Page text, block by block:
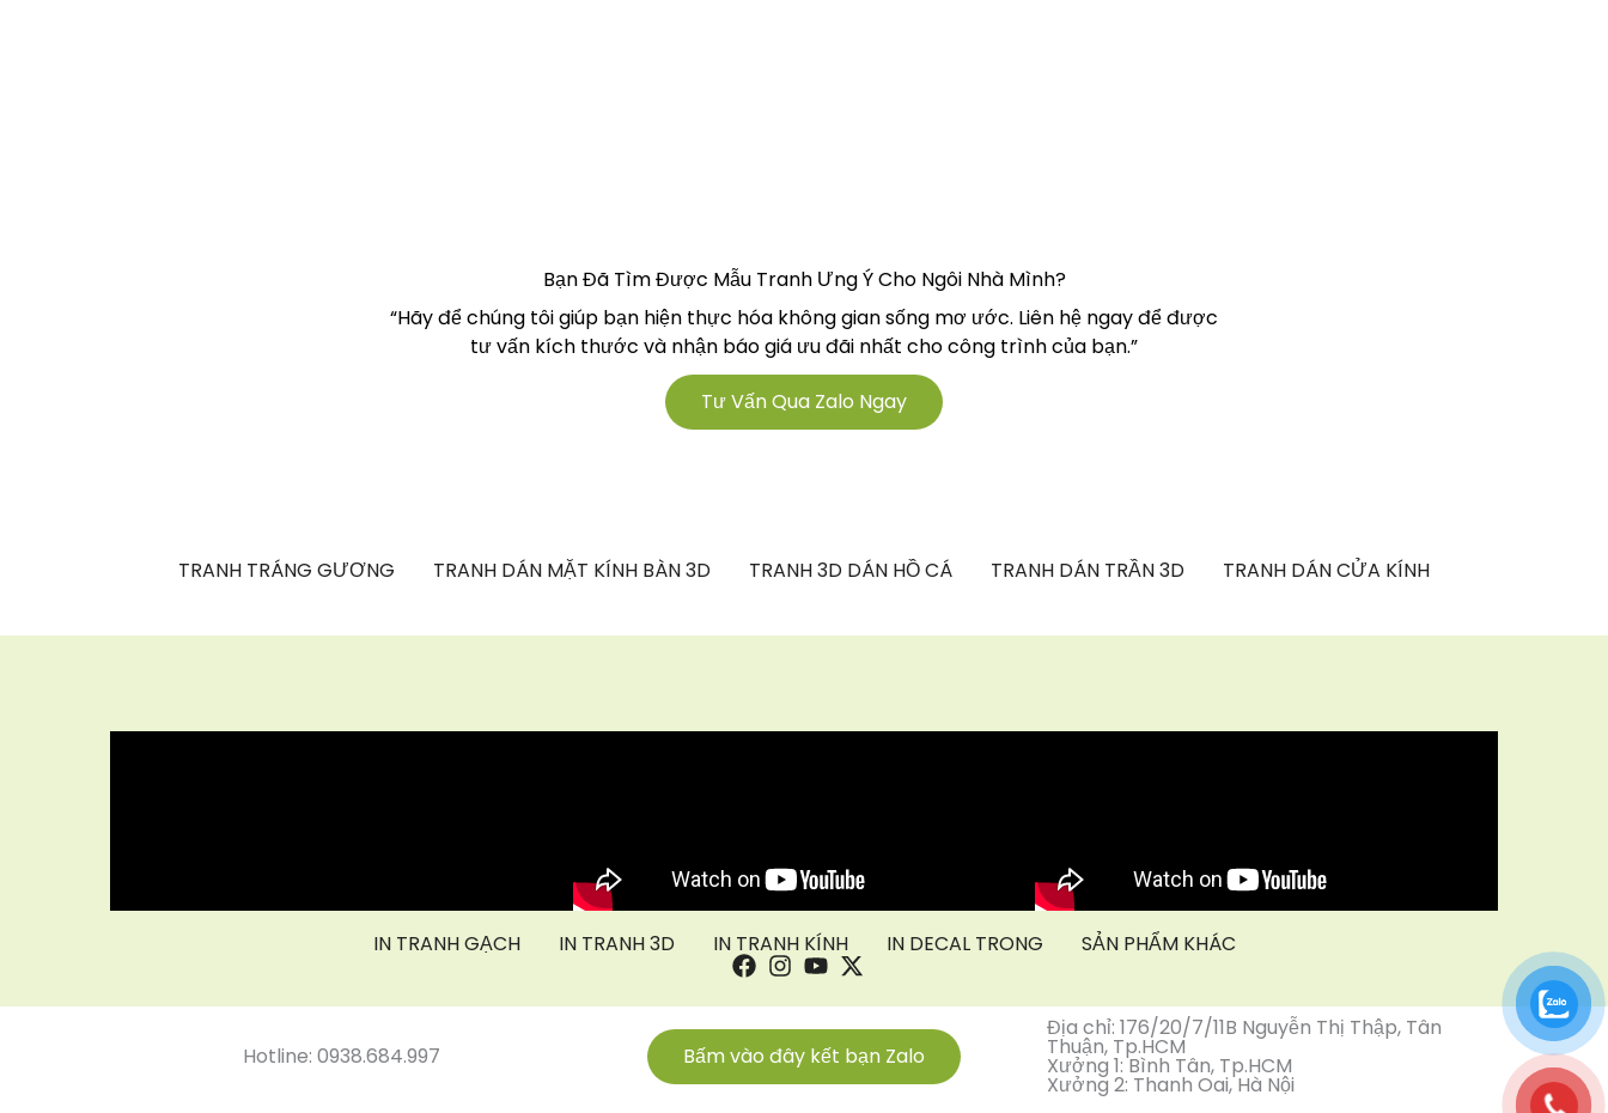
Bạn Đã Tìm Được Mẫu Tranh Ưng Ý Cho Ngôi Nhà Mình?
“Hãy để chúng tôi giúp bạn hiện thực hóa không gian sống mơ ước. Liên hệ ngay để được
tư vấn kích thước và nhận báo giá ưu đãi nhất cho công trình của bạn.”
Tư Vấn Qua Zalo Ngay
TRANH TRÁNG GƯƠNG TRANH DÁN MẶT KÍNH BÀN 3D TRANH 3D DÁN HỒ CÁ TRANH DÁN TRẦN 3D TRANH DÁN CỬA KÍNH
IN TRANH GẠCH IN TRANH 3D IN TRANH KÍNH IN DECAL TRONG SẢN PHẨM KHÁC
Hotline: 0938.684.997 Bấm vào đây kết bạn Zalo
Địa chỉ: 176/20/7/11B Nguyễn Thị Thập, Tân
Thuận, Tp.HCM
Xưởng 1: Bình Tân, Tp.HCM
Xưởng 2: Thanh Oai, Hà Nội